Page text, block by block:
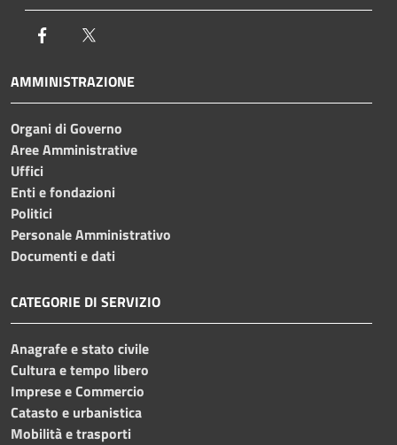
Facebook
AMMINISTRAZIONE
Organi di Governo
Aree Amministrative
Uffici
Enti e fondazioni
Politici
Personale Amministrativo
Documenti e dati
CATEGORIE DI SERVIZIO
Anagrafe e stato civile
Cultura e tempo libero
Imprese e Commercio
Catasto e urbanistica
Mobilità e trasporti